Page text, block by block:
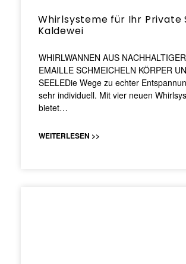
Whirlsysteme für Ihr Private
Kaldewei
WHIRLWANNEN AUS
EMAILLE SCHMEICHELN KÖRPER
SEELEDie Wege zu echter
sehr individuell. Mit vier neuen
bietet…
WEITERLESEN >>